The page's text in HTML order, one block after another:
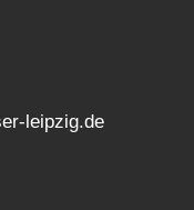
leipzig.de